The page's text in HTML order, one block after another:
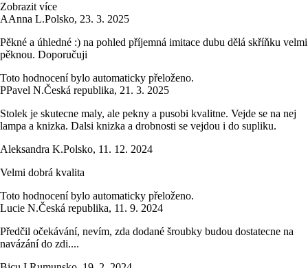
Zobrazit více
AAnna L.Polsko, 23. 3. 2025
Pěkné a úhledné :) na pohled příjemná imitace dubu dělá skříňku velmi
pěknou. Doporučuji
Toto hodnocení bylo automaticky přeloženo.
PPavel N.Česká republika, 21. 3. 2025
Stolek je skutecne maly, ale pekny a pusobi kvalitne. Vejde se na nej
lampa a knizka. Dalsi knizka a drobnosti se vejdou i do supliku.
Aleksandra K.Polsko, 11. 12. 2024
Velmi dobrá kvalita
Toto hodnocení bylo automaticky přeloženo.
Lucie N.Česká republika, 11. 9. 2024
Předčil očekávání, nevím, zda dodané šroubky budou dostatecne na
navázání do zdi....